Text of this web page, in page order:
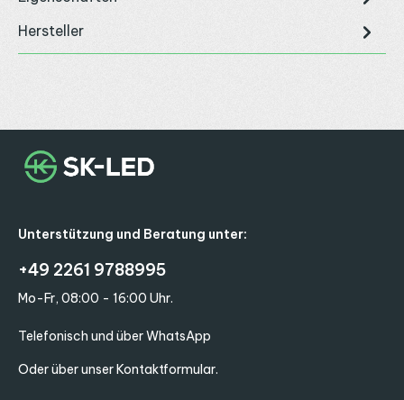
Hersteller
Unterstützung und Beratung unter:
+49 2261 9788995
Mo-Fr, 08:00 - 16:00 Uhr.
Telefonisch und über WhatsApp
Oder über unserKontaktformular.